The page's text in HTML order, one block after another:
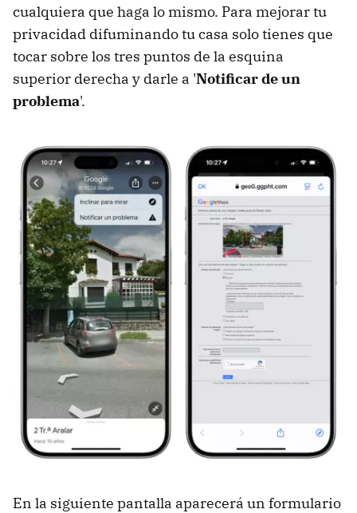
cualquiera que haga lo mismo. Para mejorar tu
privacidad difuminando tu casa solo tienes que
tocar sobre los tres puntos de la esquina
superior derecha y darle a 'Notificar de un
problema'.
En la siguiente pantalla aparecerá un formulario